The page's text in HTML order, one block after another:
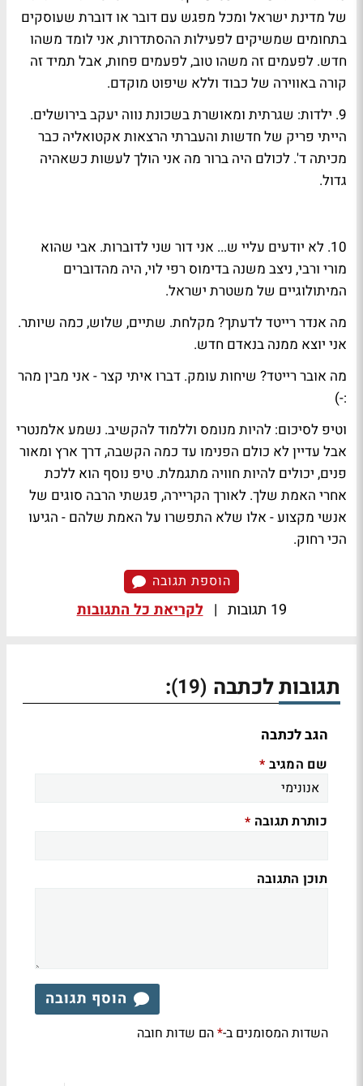
של מדינת ישראל ומכל מפגש עם דובר או דוברת שעוסקים
בתחומים שמשיקים לפעילות ההסתדרות, אני לומד משהו
חדש. לפעמים זה משהו טוב, לפעמים פחות, אבל תמיד זה
קורה באווירה של כבוד וללא שיפוט מוקדם.
9. ילדות:
שגרתית ומאושרת בשכונת נווה יעקב בירושלים.
הייתי פריק של חדשות והעברתי הרצאות אקטואליה כבר
מכיתה ד'. לכולם היה ברור מה אני הולך לעשות כשאהיה
גדול.
10. לא יודעים עליי ש...
אני דור שני לדוברות. אבי שהוא
מורי ורבי, ניצב משנה בדימוס רפי לוי, היה מהדוברים
המיתולוגיים של משטרת ישראל.
מה אנדר רייטד לדעתך? מקלחת. שתיים, שלוש, כמה שיותר.
אני יוצא ממנה בנאדם חדש.
מה אובר רייטד? שיחות עומק. דברו איתי קצר - אני מבין מהר
:-)
וטיפ לסיכום: להיות מנומס וללמוד להקשיב. נשמע אלמנטרי
אבל עדיין לא כולם הפנימו עד כמה הקשבה, דרך ארץ ומאור
פנים, יכולים להיות חוויה מתגמלת. טיפ נוסף הוא ללכת
אחרי האמת שלך. לאורך הקריירה, פגשתי הרבה סוגים של
אנשי מקצוע - אלו שלא התפשרו על האמת שלהם - הגיעו
הכי רחוק.
הוספת תגובה
19 תגובות | לקריאת כל התגובות
תגובות לכתבה (19)
:
הגב לכתבה
שם המגיב *
כותרת תגובה *
תוכן התגובה
הוסף תגובה
השדות המסומנים ב-*הם שדות חובה